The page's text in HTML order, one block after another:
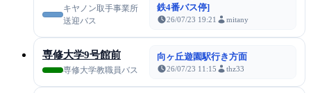
キヤノン取手事業所
送迎バス
鉄4番バス停]
26/07/23 19:21 mitany
専修大学9号館前
専修大学教職員バス
向ヶ丘遊園駅行き方面
26/07/23 11:15 thz33